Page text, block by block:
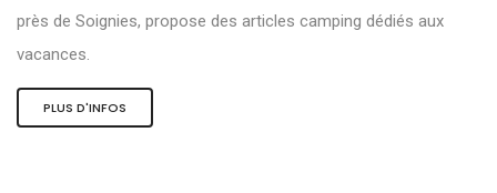
près de Soignies, propose des articles camping dédiés aux
vacances.
PLUS D'INFOS